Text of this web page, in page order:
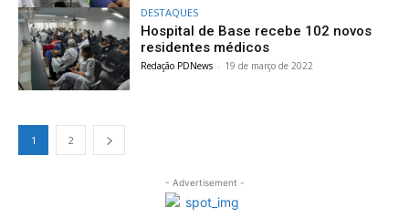
DESTAQUES
Hospital de Base recebe 102 novos
residentes médicos
Redação PDNews - 19 de março de 2022
1 2
- Advertisement -